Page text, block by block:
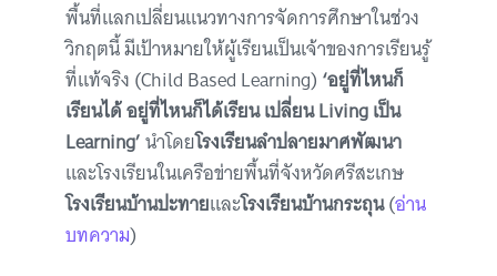
พื้นที่แลกเปลี่ยนแนวทางการจัดการศึกษาในช่วง
วิกฤตนี้ มีเป้าหมายให้ผู้เรียนเป็นเจ้าของการเรียนรู้
ที่แท้จริง (Child Based Learning) ‘อยู่ที่ไหนก็
เรียนได้ อยู่ที่ไหนก็ได้เรียน เปลี่ยน Living เป็น
Learning’นำโดยโรงเรียนลำปลายมาศพัฒนา
และโรงเรียนในเครือข่ายพื้นที่จังหวัดศรีสะเกษ
โรงเรียนบ้านปะทายและโรงเรียนบ้านกระถุน(อ่าน
บทความ)